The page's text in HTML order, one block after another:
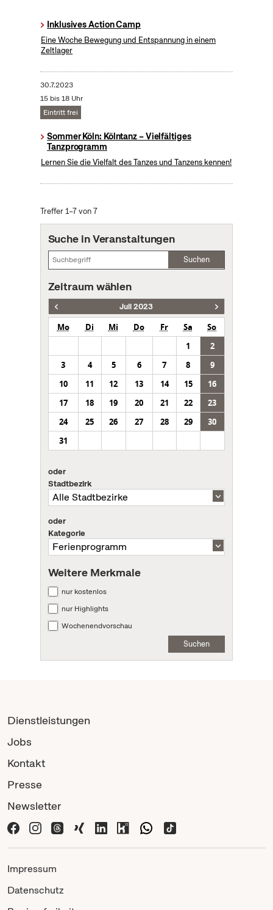
Inklusives Action Camp
Eine Woche Bewegung und Entspannung in einem
Zeltlager
30.7.2023
15 bis 18 Uhr
Eintritt frei
Sommer Köln: Kölntanz – Vielfältiges
Tanzprogramm
Lernen Sie die Vielfalt des Tanzes und Tanzens kennen!
Treffer 1–7 von 7
Suche in Veranstaltungen
Suchen
Zeitraum wählen
Juli 2023
Mo Di Mi Do Fr Sa
So
1
2
3
4 5 6 7 8
9
10
11 12 13 14 15
16
17
18 19 20 21 22
23
24
25 26 27 28 29
30
31
oder
Stadtbezirk
oder
Kategorie
Weitere Merkmale
nur kostenlos
nur Highlights
Wochenendvorschau
Suchen
Dienstleistungen
Jobs
Kontakt
Presse
Newsletter
Impressum
Datenschutz